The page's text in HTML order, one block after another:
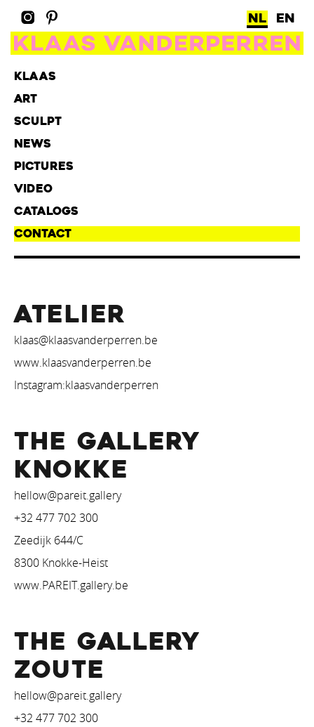
NL EN
KLAAS
ART
SCULPT
NEWS
PICTURES
VIDEO
CATALOGS
CONTACT
ATELIER
klaas@klaasvanderperren.be
www.klaasvanderperren.be
Instagram:klaasvanderperren
THE GALLERY
KNOKKE
hellow@pareit.gallery
+32 477 702 300
Zeedijk 644/C
8300 Knokke-Heist
www.PAREIT.gallery.be
THE GALLERY
ZOUTE
hellow@pareit.gallery
+32 477 702 300